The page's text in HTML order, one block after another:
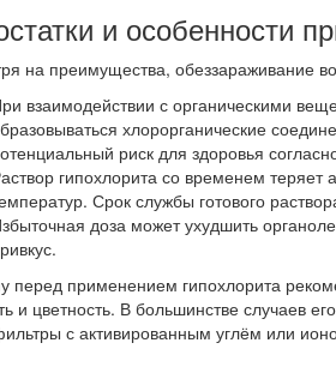
и особенности
на преимущества, обеззараживание
взаимодействии с органическими
хлорорганические
риск для здоровья
гипохлорита со временем теряет
Срок службы готового
доза может ухудшить
перед применением гипохлорита
и цветность. В большинстве случаев
с активированным углём или